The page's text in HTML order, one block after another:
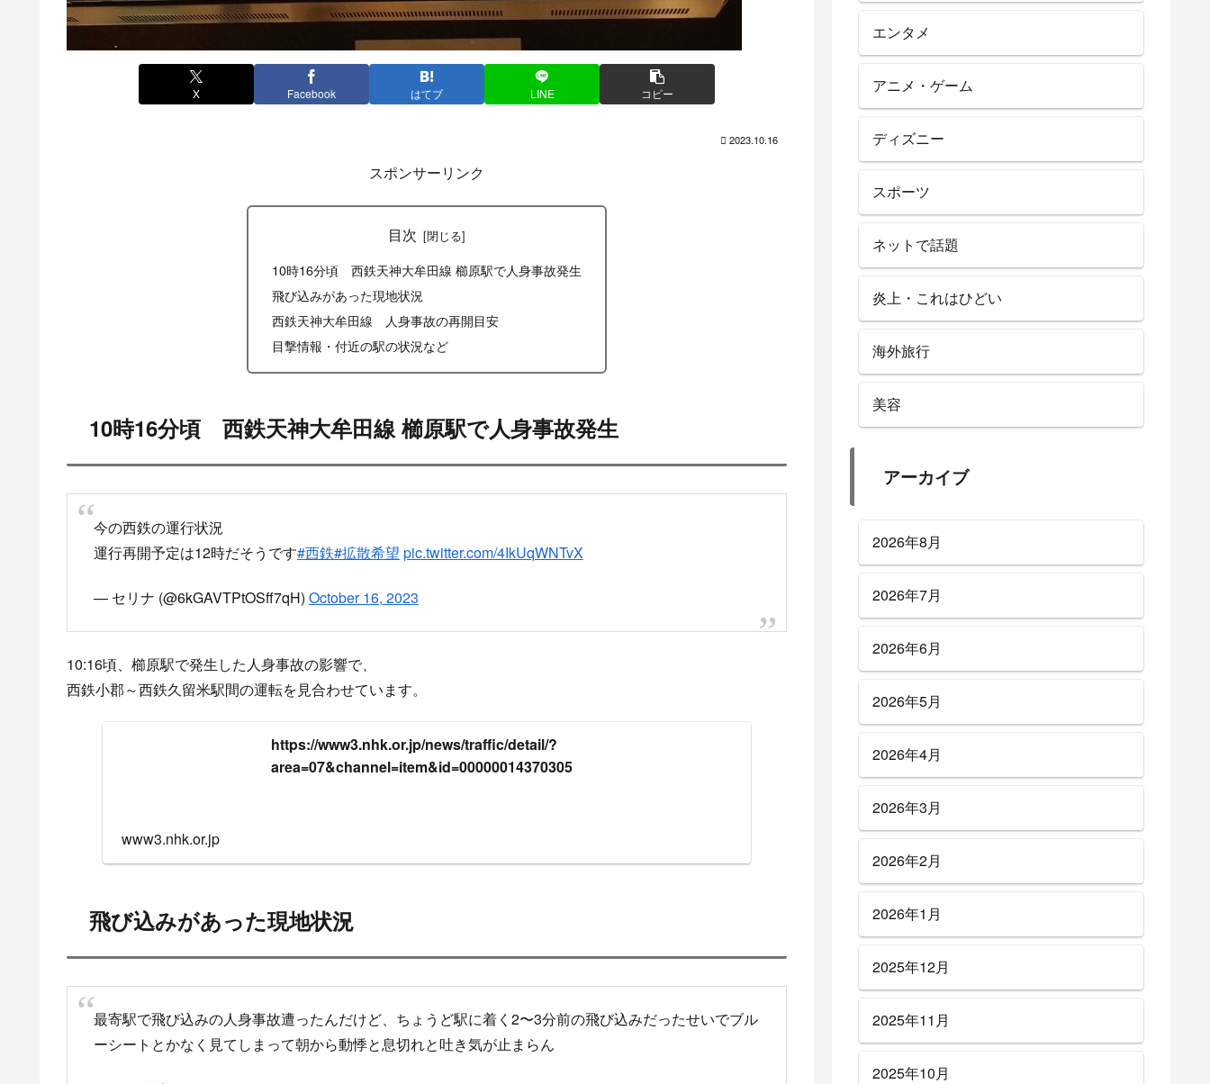
Facebook はてブ
スポンサーリンク
目次
10時16分頃 西鉄天神大牟田線 櫛原駅で人身事故発生
10時16分頃 西鉄天神大牟田線 櫛原駅で人身事故発生
今の西鉄の運行状況
運行再開予定は12時だそうです #西鉄#拡散希望pic.twitter.com/4IkUqWNTvX
エンタメ
アニメ・ゲーム
ディズニー
スポーツ
ネットで話題
炎上・これはひどい
海外旅行
美容
アーカイブ
2026年8月
2026年7月
2026年6月
2026年5月
2026年4月
2026年3月
2026年2月
2026年1月
2025年12月
2025年11月
2025年10月